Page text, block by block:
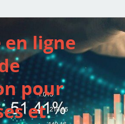
ligne
pour
et